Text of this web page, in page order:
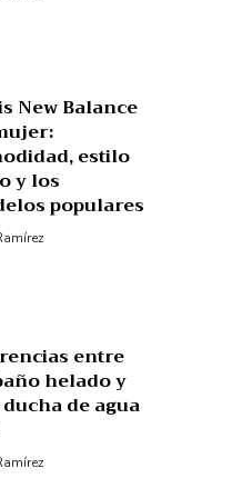
New Balance
estilo
y los
populares
entre
helado y
de agua